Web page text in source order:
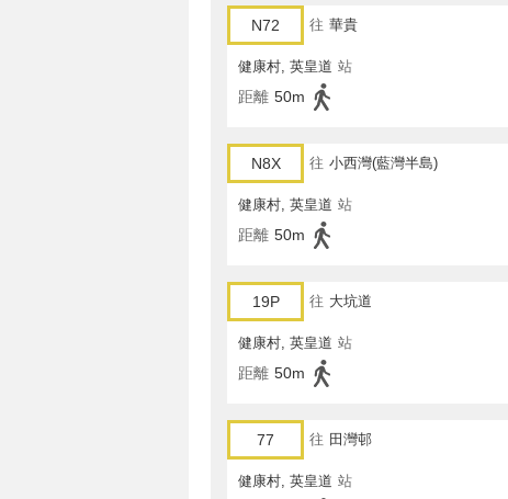
N72 往 華貴
健康村, 英皇道 站
距離 50m
N8X 往 小西灣(藍灣半島)
健康村, 英皇道 站
距離 50m
19P 往 大坑道
健康村, 英皇道 站
距離 50m
77 往 田灣邨
健康村, 英皇道 站